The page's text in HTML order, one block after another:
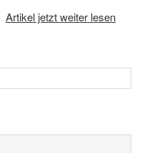
Artikel jetzt weiter lesen